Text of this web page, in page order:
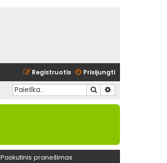
Prisijungti
Registruotis
Ieškoti
Paskutinis pranešimas